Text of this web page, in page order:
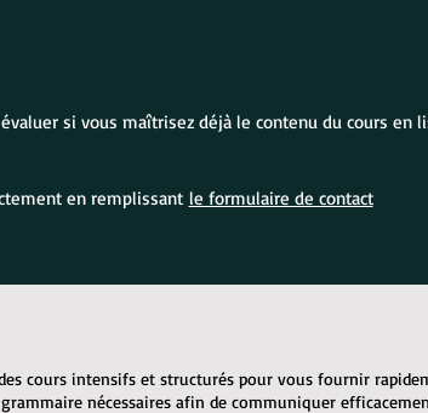
si vous maîtrisez déjà le contenu du cours en
en remplissant le formulaire de contact
cours intensifs et structurés pour vous fournir
nécessaires afin de communiquer